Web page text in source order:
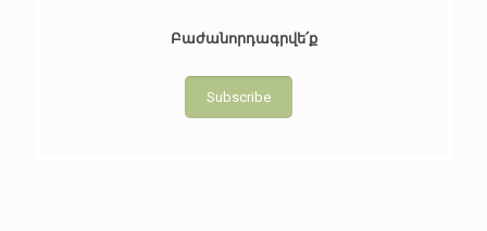
Բաժանորդագրվե՛ք
Subscribe